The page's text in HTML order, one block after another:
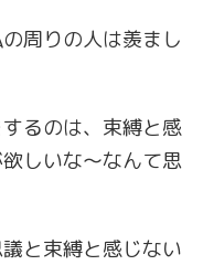
周りの人は羨まし
るのは、束縛と感
しいな〜なんて思
と束縛と感じない